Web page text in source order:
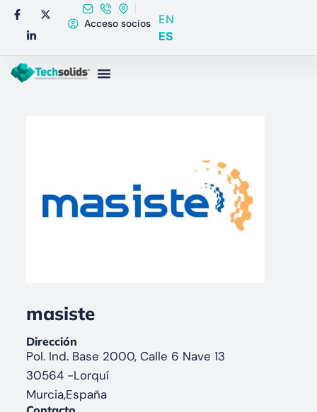
Acceso socios
EN
ES
masiste
Dirección
Pol. Ind. Base 2000, Calle 6 Nave 13
30564 -Lorquí
Murcia,España